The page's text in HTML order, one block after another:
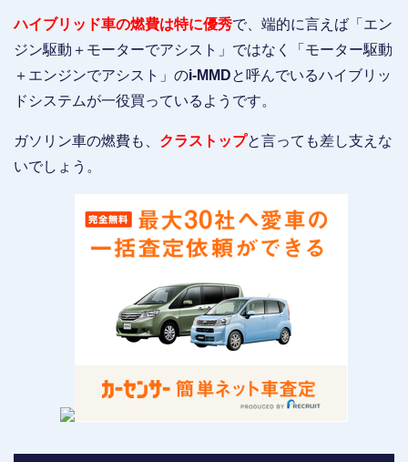
ハイブリッド車の燃費は特に優秀で、端的に言えば「エン
ジン駆動＋モーターでアシスト」ではなく「モーター駆動
＋エンジンでアシスト」のi-MMDと呼んでいるハイブリッ
ドシステムが一役買っているようです。
ガソリン車の燃費も、 クラストップと言っても差し支えな
いでしょう。